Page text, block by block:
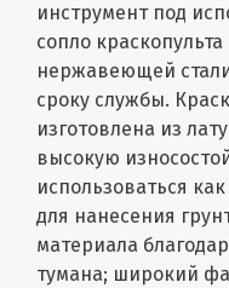
инструмент под
сопло
нержавеющей
сроку службы.
изготовлена из
высокую
использоваться
для нанесения
материала
тумана; широкий